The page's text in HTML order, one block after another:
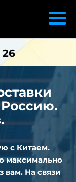
26
с Китаем.
максимально
вам. На связи